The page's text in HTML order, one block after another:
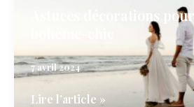
Astuces décorations
7 avril 2024
Astuces
Lire l’article »